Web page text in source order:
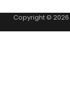
Copyright © 2026